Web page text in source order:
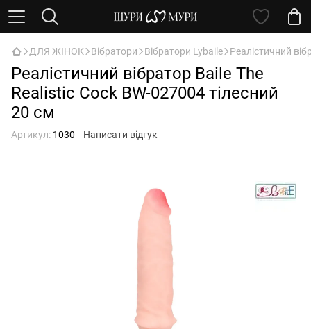
ДЛЯ ЖІНОК Вібратори Вібратори Lybaile Реалістичний
Реалістичний вібратор Baile The
Realistic Cock BW-027004 тілесний
20 см
Артикул: 1030 Написати відгук